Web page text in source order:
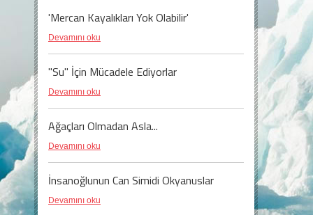
'Mercan Kayalıkları Yok Olabilir'
Devamını oku
"Su" İçin Mücadele Ediyorlar
Devamını oku
Ağaçları Olmadan Asla...
Devamını oku
İnsanoğlunun Can Simidi Okyanuslar
Devamını oku